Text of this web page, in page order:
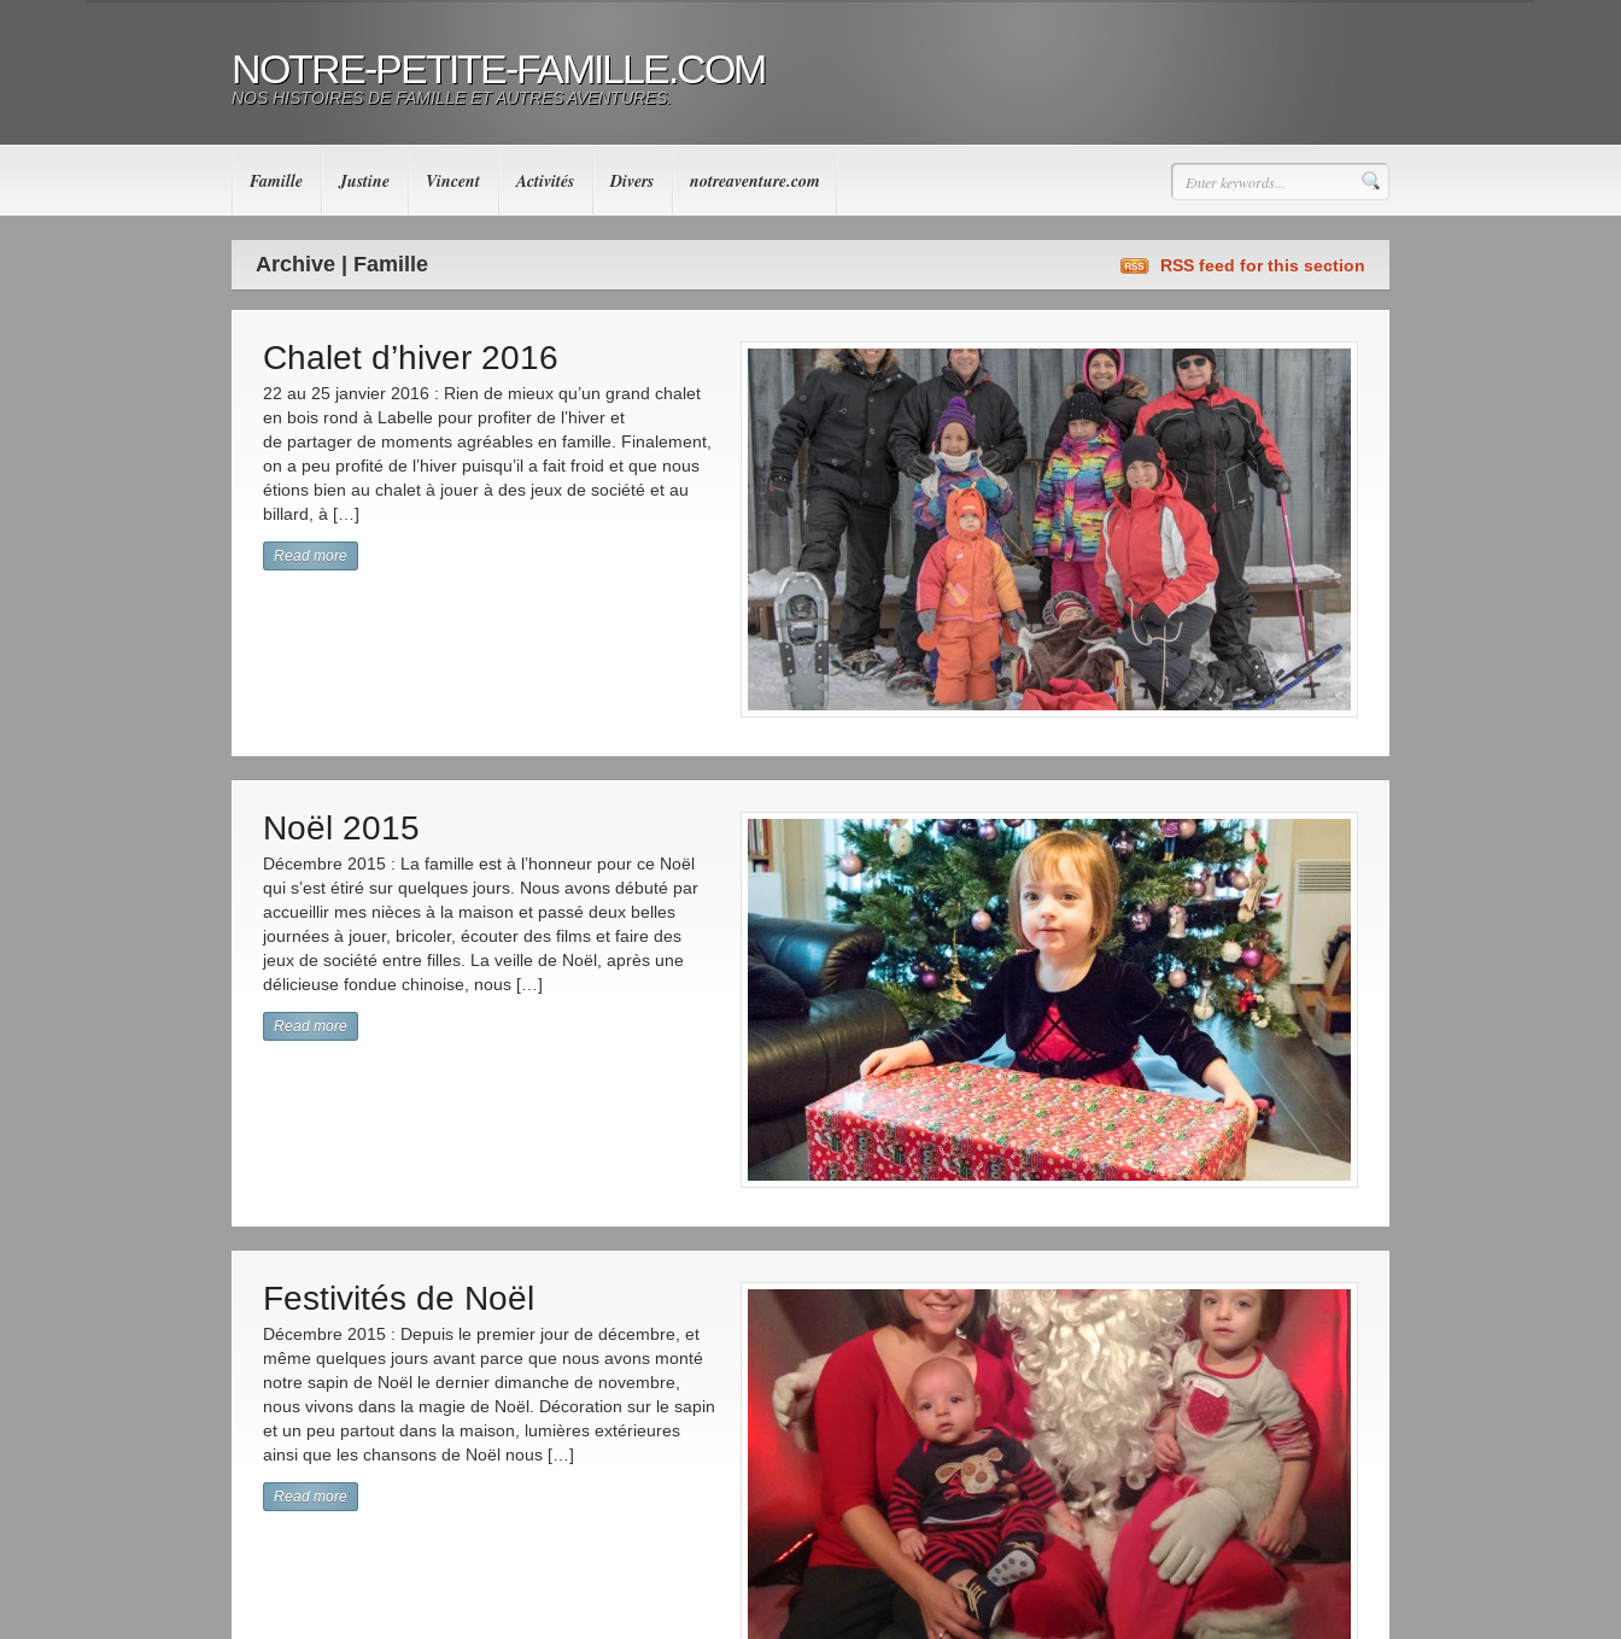
NOTRE-PETITE-FAMILLE.COM
NOS HISTOIRES DE FAMILLE ET AUTRES AVENTURES.
Famille Justine Vincent Activités Divers notreaventure.com
Archive | Famille RSS feed for this section
Chalet d’hiver 2016
22 au 25 janvier 2016 : Rien de mieux qu’un grand chalet
en bois rond à Labelle pour profiter de l’hiver et
de partager de moments agréables en famille. Finalement,
on a peu profité de l’hiver puisqu’il a fait froid et que nous
étions bien au chalet à jouer à des jeux de société et au
billard, à […]
Read more
Noël 2015
Décembre 2015 : La famille est à l’honneur pour ce Noël
qui s’est étiré sur quelques jours. Nous avons débuté par
accueillir mes nièces à la maison et passé deux belles
journées à jouer, bricoler, écouter des films et faire des
jeux de société entre filles. La veille de Noël, après une
délicieuse fondue chinoise, nous […]
Read more
Festivités de Noël
Décembre 2015 : Depuis le premier jour de décembre, et
même quelques jours avant parce que nous avons monté
notre sapin de Noël le dernier dimanche de novembre,
nous vivons dans la magie de Noël. Décoration sur le sapin
et un peu partout dans la maison, lumières extérieures
ainsi que les chansons de Noël nous […]
Read more